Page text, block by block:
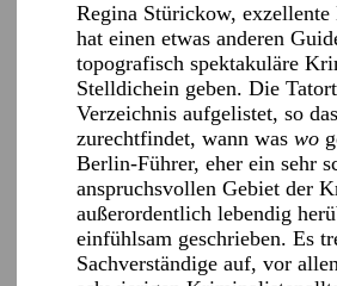
Regina Stürickow,
hat einen etwas anderen
topografisch spektakuläre
Stelldichein geben. Die
Verzeichnis aufgelistet, so
zurechtfindet, wann was wo
Berlin-Führer, eher ein sehr
anspruchsvollen Gebiet der
außerordentlich lebendig
einfühlsam geschrieben. Es
Sachverständige auf, vor